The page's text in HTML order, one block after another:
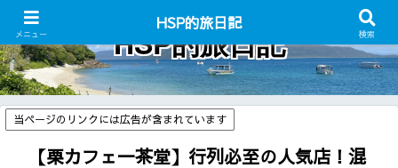
HSP的旅日記
当ページのリンクには広告が含まれています
【栗カフェ一茶堂】行列必至の人気店！混
メニュー
HSP的旅日記
検索